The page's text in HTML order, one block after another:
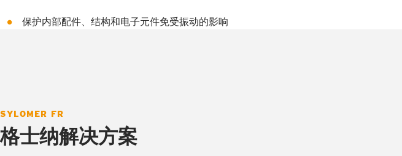
保护内部配件、结构和电子元件免受振动的影响
SYLOMER FR
格士纳解决方案